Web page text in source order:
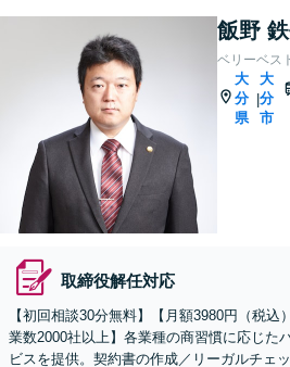
飯野
ベリーベス
大
分
県
|
大
分
市
取締役解任対応
【初回相談30分無料】【月額3980円（税
業数2000社以上】各業種の商習慣に応じた
ビスを提供。契約書の作成／リーガルチェ